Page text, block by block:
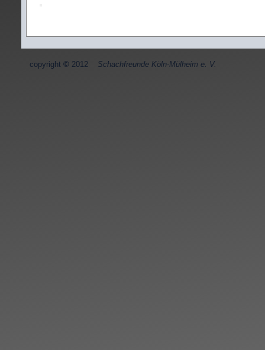
copyright © 2012 Schachfreunde Köln-Mülheim e. V.